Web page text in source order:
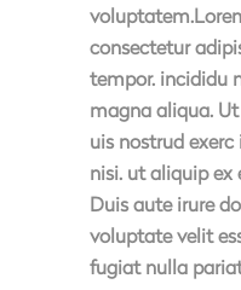
consectetur
tempor. incididu
magna aliqua.
uis nostrud
nisi. ut aliquip
Duis aute irure
voluptate velit
fugiat nulla